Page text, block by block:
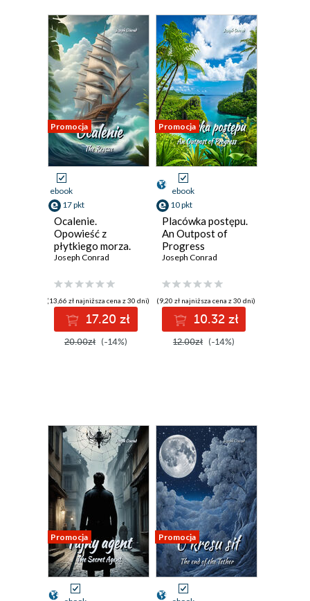
Promocja
ebook
17 pkt
Ocalenie.
Opowieść z
płytkiego morza.
The Rescue. A
Shallows
Joseph Conrad
(13,66 zł najniższa cena z 30 dni)
17.20 zł
20.00zł (-14%)
Promocja
ebook
10 pkt
Placówka postępu.
An Outpost of
Progress
Joseph Conrad
(9,20 zł najniższa cena z 30 dni)
10.32 zł
12.00zł (-14%)
Promocja Promocja